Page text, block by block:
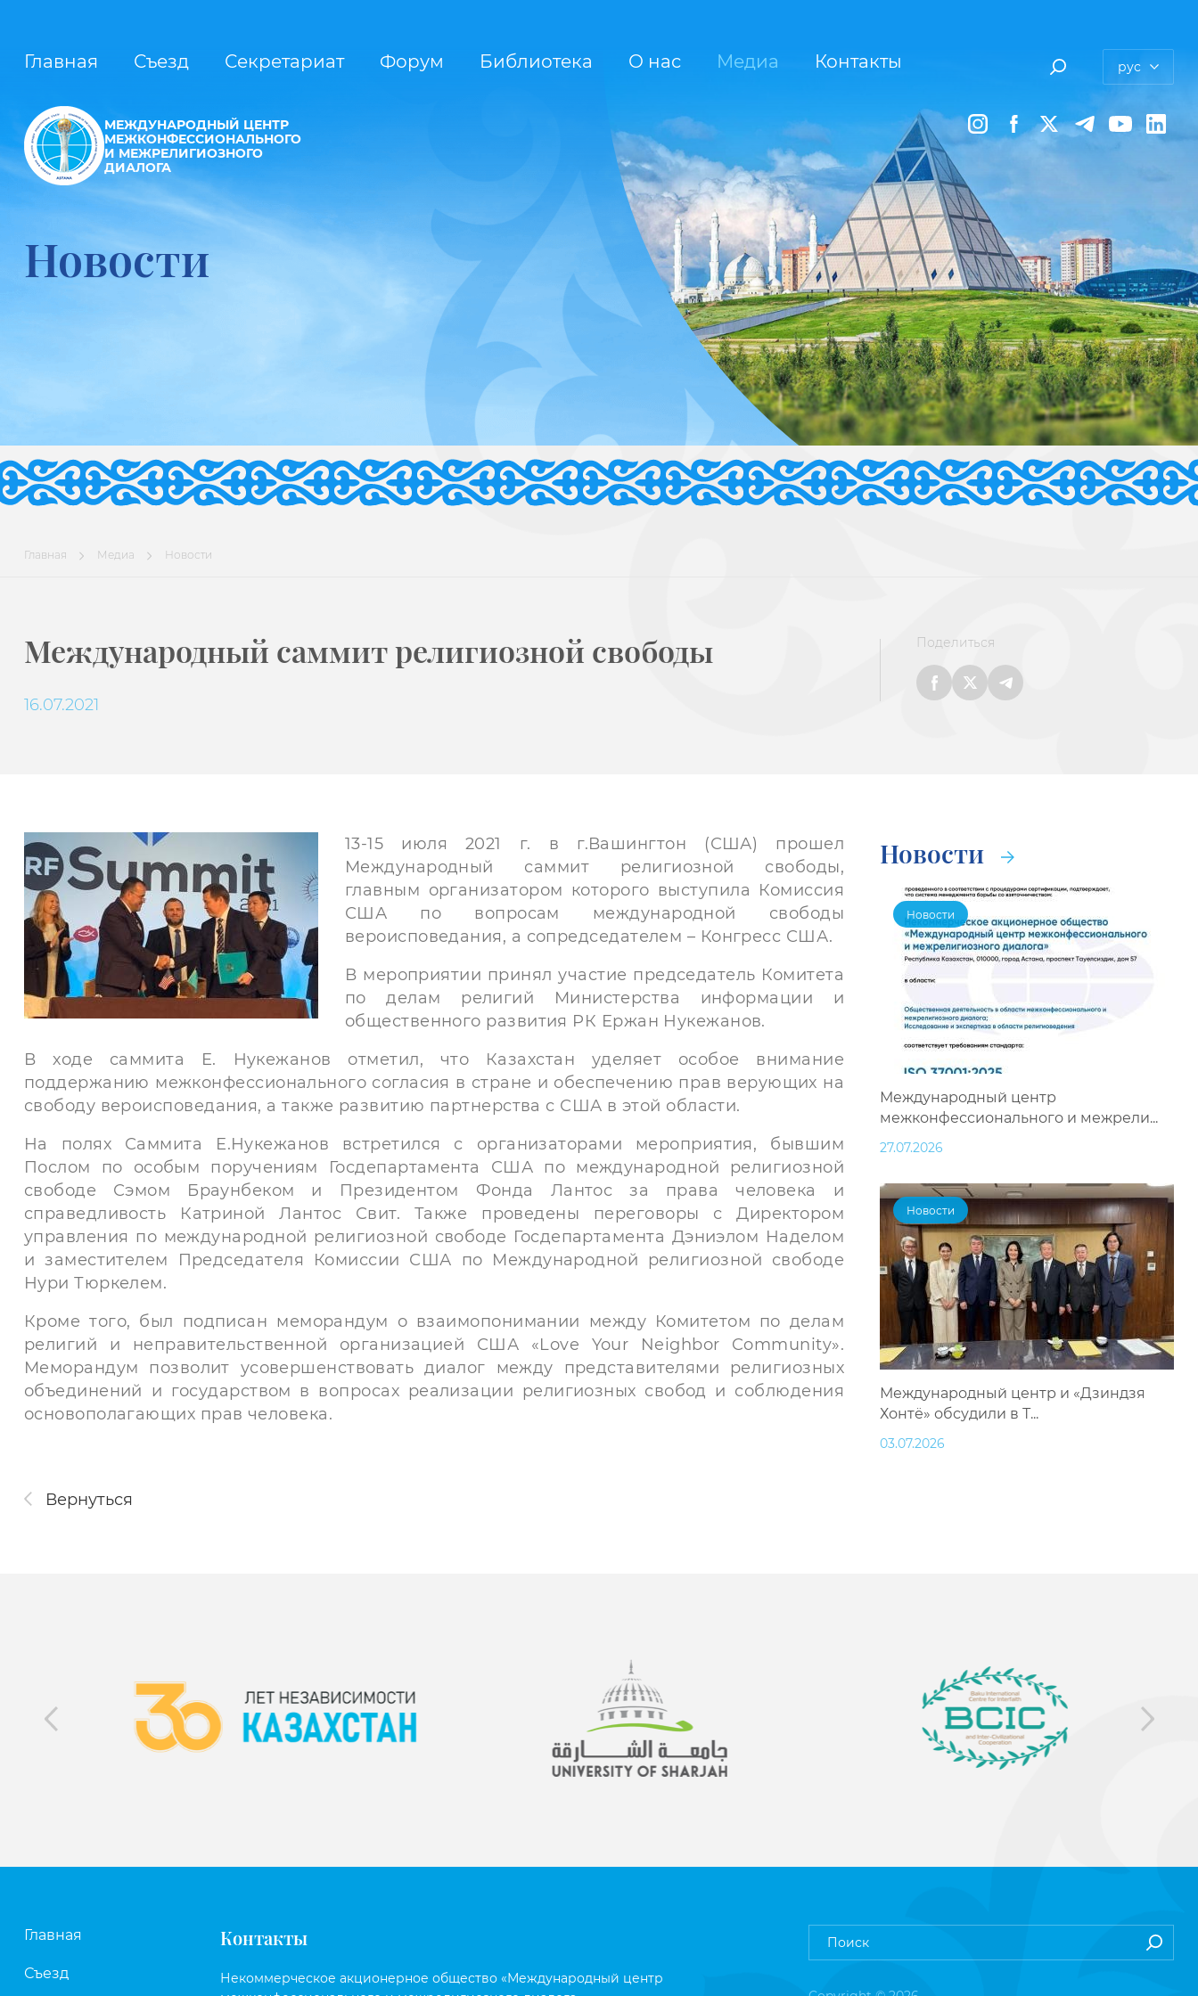
Главная Съезд Секретариат Форум Библиотека О нас Медиа Контакты рус
МЕЖДУНАРОДНЫЙ ЦЕНТР
МЕЖКОНФЕССИОНАЛЬНОГО
И МЕЖРЕЛИГИОЗНОГО
ДИАЛОГА
Новости
Главная Медиа Новости
Международный саммит религиозной свободы
16.07.2021
Поделиться
13-15 июля 2021 г. в г.Вашингтон (США) прошел
Международный саммит религиозной свободы,
главным организатором которого выступила Комиссия
США по вопросам международной свободы
вероисповедания, а сопредседателем – Конгресс США.
В мероприятии принял участие председатель Комитета
по делам религий Министерства информации и
общественного развития РК Ержан Нукежанов.
В ходе саммита Е. Нукежанов отметил, что Казахстан уделяет особое внимание
поддержанию межконфессионального согласия в стране и обеспечению прав верующих на
свободу вероисповедания, а также развитию партнерства с США в этой области.
На полях Саммита Е.Нукежанов встретился с организаторами мероприятия, бывшим
Послом по особым поручениям Госдепартамента США по международной религиозной
свободе Сэмом Браунбеком и Президентом Фонда Лантос за права человека и
справедливость Катриной Лантос Свит. Также проведены переговоры с Директором
управления по международной религиозной свободе Госдепартамента Дэниэлом Наделом
и заместителем Председателя Комиссии США по Международной религиозной свободе
Нури Тюркелем.
Кроме того, был подписан меморандум о взаимопонимании между Комитетом по делам
религий и неправительственной организацией США «Love Your Neighbor Community».
Меморандум позволит усовершенствовать диалог между представителями религиозных
объединений и государством в вопросах реализации религиозных свобод и соблюдения
основополагающих прав человека.
Вернуться
Новости
Новости
Международный центр
межконфессионального и межрели...
27.07.2026
Новости
Международный центр и «Дзиндзя
Хонтё» обсудили в Т...
03.07.2026
Главная
Съезд
Контакты
Некоммерческое акционерное общество «Международный центр